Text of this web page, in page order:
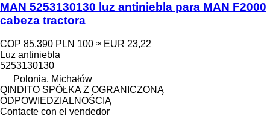
MAN 5253130130 luz antiniebla para MAN F2000
cabeza tractora
COP 85.390 PLN 100 ≈ EUR 23,22
Luz antiniebla
5253130130
Polonia, Michałów
QINDITO SPÓŁKA Z OGRANICZONĄ
ODPOWIEDZIALNOŚCIĄ
Contacte con el vendedor